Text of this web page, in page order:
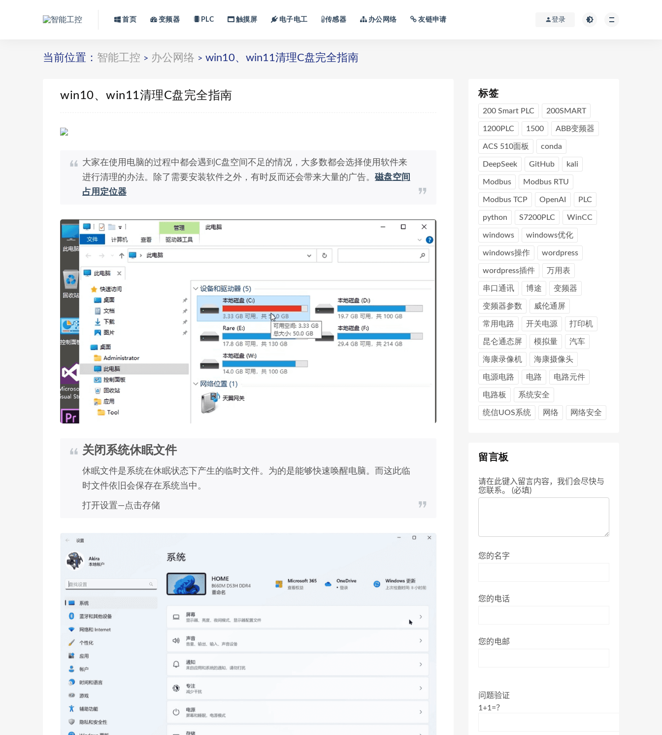
首页 变频器 PLC 触摸屏 电子电工 传感器 办公网络 友链申请 登录
当前位置： 智能工控 > 办公网络 > win10、win11清理C盘完全指南
win10、win11清理C盘完全指南
大家在使用电脑的过程中都会遇到C盘空间不足的情况，大多数都会选择使用软件来
进行清理的办法。除了需要安装软件之外，有时反而还会带来大量的广告。 磁盘空间
占用定位器
关闭系统休眠文件
休眠文件是系统在休眠状态下产生的临时文件。为的是能够快速唤醒电脑。而这此临
时文件依旧会保存在系统当中。
打开设置—点击存储
标签
200 Smart PLC 200SMART
1200PLC 1500 ABB变频器
ACS 510面板 conda
DeepSeek GitHub kali
Modbus Modbus RTU
Modbus TCP OpenAI PLC
python S7200PLC WinCC
windows windows优化
windows操作 wordpress
wordpress插件 万用表
串口通讯 博途 变频器
变频器参数 威伦通屏
常用电路 开关电源 打印机
昆仑通态屏 模拟量 汽车
海康录像机 海康摄像头
电源电路 电路 电路元件
电路板 系统安全
统信UOS系统 网络 网络安全
留言板
请在此键入留言内容，我们会尽快与
您联系。 (必填)
您的名字
您的电话
您的电邮
问题验证
1+1=？